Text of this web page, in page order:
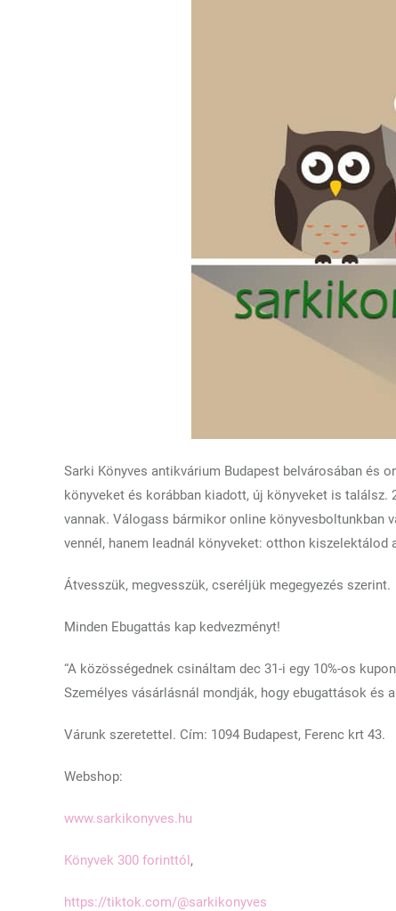
Sarki Könyves antikvárium Budapest belvárosában és
könyveket és korábban kiadott, új könyveket is találsz.
vannak. Válogass bármikor online könyvesboltunkban
vennél, hanem leadnál könyveket: otthon
Átvesszük, megvesszük, cseréljük megegyezés szerint.
Minden Ebugattás kap kedvezményt!
“A közösségednek csináltam dec 31-i egy 10%-os
Személyes vásárlásnál mondják, hogy ebugattások és
Várunk szeretettel. Cím: 1094 Budapest, Ferenc krt 43.
Webshop:
www.sarkikonyves.hu
Könyvek 300 forinttól,
https://tiktok.com/@sarkikonyves